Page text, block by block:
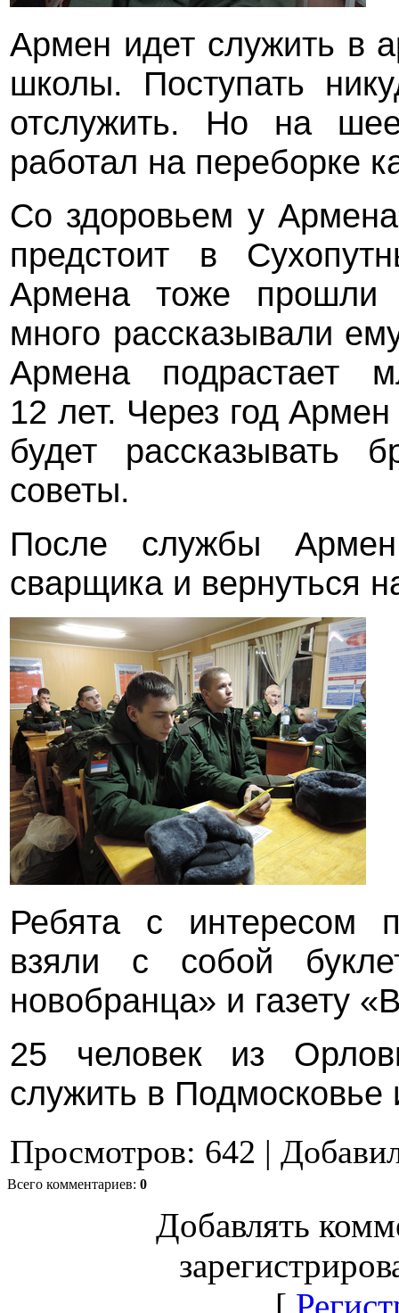
Армен идет служить в
школы. Поступать
отслужить. Но на
работал на переборке
Со здоровьем у
предстоит в
Армена тоже прошли
много рассказывали
Армена подрастает
12 лет. Через год
будет рассказывать
советы.
После службы
сварщика и вернуться
Ребята с интересом
взяли с собой
новобранца» и газету
25 человек из
служить в
Просмотров: 642 |
Всего комментариев: 0
Добавлять
[